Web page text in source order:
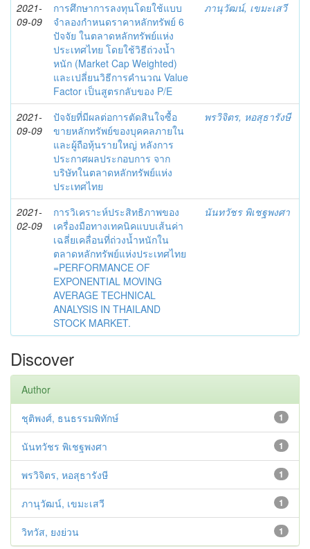
2021-
09-09
การศึกษาการลงทุนโดยใช้แบบ
จำลองกำหนดราคาหลักทรัพย์ 6
ปัจจัย ในตลาดหลักทรัพย์แห่ง
ประเทศไทย โดยใช้วิธีถ่วงน้ำ
หนัก (Market Cap Weighted)
และเปลี่ยนวิธีการคำนวณ Value
Factor เป็นสูตรกลับของ P/E
ภานุวัฒน์, เขมะเสวี
2021-
09-09
ปัจจัยที่มีผลต่อการตัดสินใจซื้อ
ขายหลักทรัพย์ของบุคคลภายใน
และผู้ถือหุ้นรายใหญ่ หลังการ
ประกาศผลประกอบการ จาก
บริษัทในตลาดหลักทรัพย์แห่ง
ประเทศไทย
พรวิจิตร, หอสุธารังษี
2021-
02-09
การวิเคราะห์ประสิทธิภาพของ
เครื่องมือทางเทคนิคแบบเส้นค่า
เฉลี่ยเคลื่อนที่ถ่วงน้ำหนักใน
ตลาดหลักทรัพย์แห่งประเทศไทย
=PERFORMANCE OF
EXPONENTIAL MOVING
AVERAGE TECHNICAL
ANALYSIS IN THAILAND
STOCK MARKET.
นันทวัชร พิเชฐพงศา
Discover
Author
1
ชุติพงศ์, ธนธรรมพิทักษ์
1
นันทวัชร พิเชฐพงศา
1
พรวิจิตร, หอสุธารังษี
1
ภานุวัฒน์, เขมะเสวี
1
วิทวัส, ยงย่วน